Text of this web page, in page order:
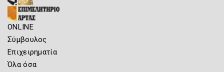
ONLINE
Σύμβουλος
Επιχειρηματία
Όλα όσα